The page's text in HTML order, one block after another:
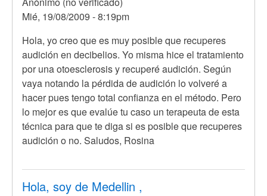
Mié, 19/08/2009 - 8:19pm
Hola, yo creo que es muy posible que recuperes
audición en decibelios. Yo misma hice el tratamiento
por una otoesclerosis y recuperé audición. Según
vaya notando la pérdida de audición lo volveré a
hacer pues tengo total confianza en el método. Pero
lo mejor es que evalúe tu caso un terapeuta de esta
técnica para que te diga si es posible que recuperes
audición o no. Saludos, Rosina
Hola, soy de Medellin ,